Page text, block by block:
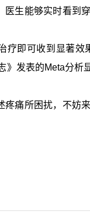
医生能够实时看到
疗即可收到显著
》发表的Meta分
疼痛所困扰，不妨